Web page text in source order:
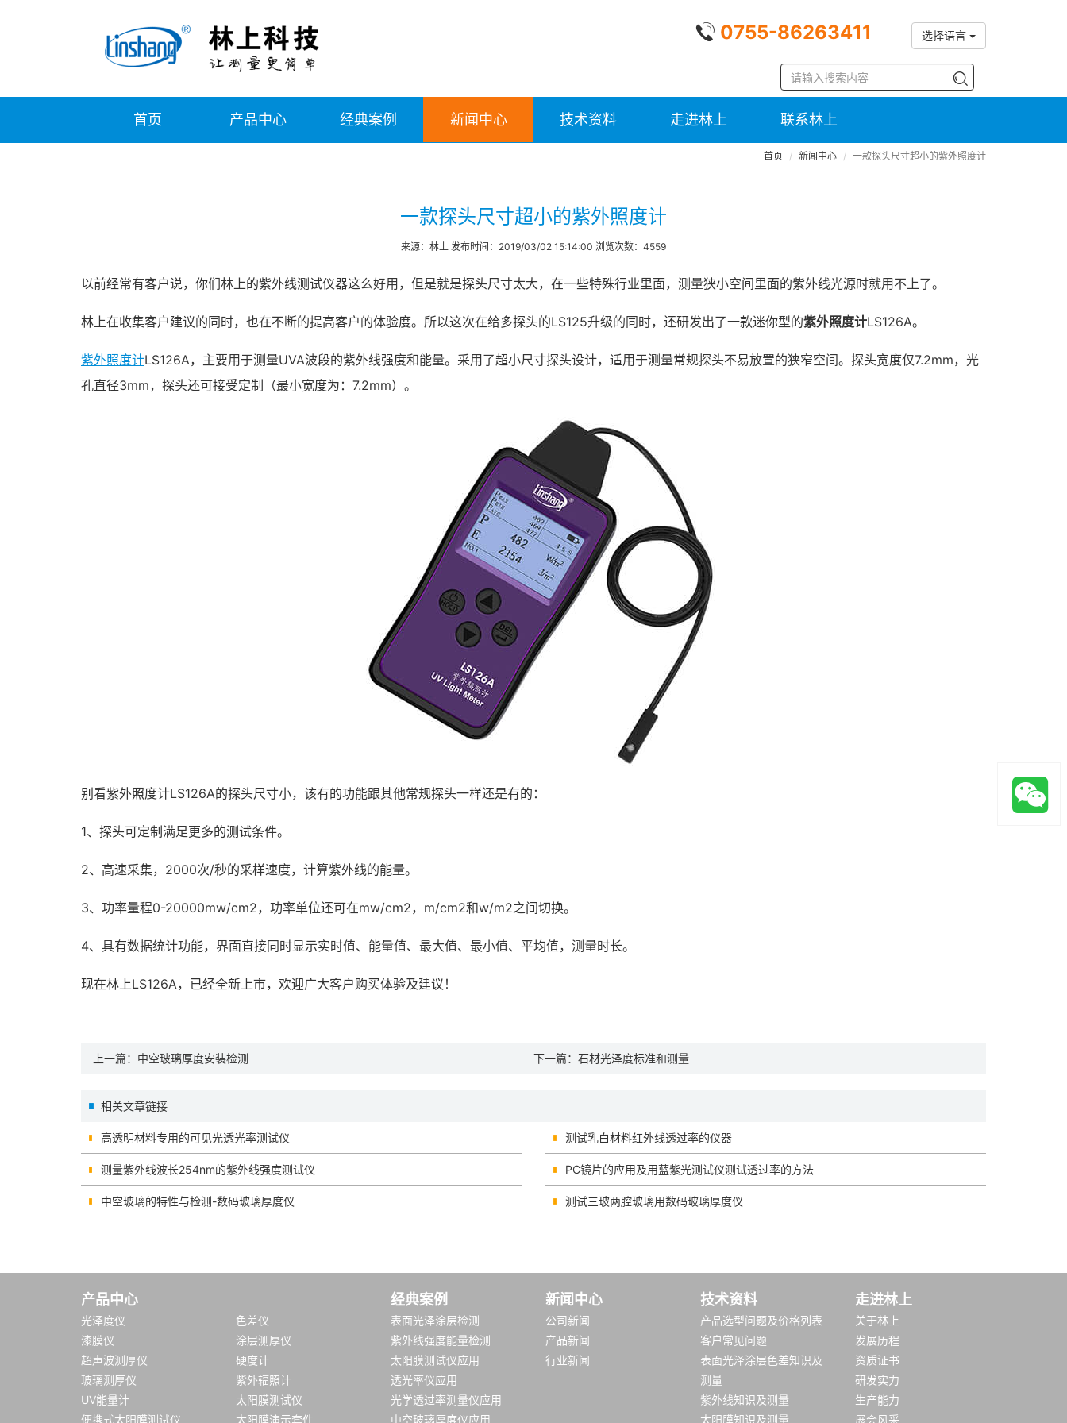
0755-86263411 选择语言
首页 产品中心 经典案例 新闻中心 技术资料 走进林上 联系林上
首页 新闻中心 一款探头尺寸超小的紫外照度计
一款探头尺寸超小的紫外照度计
来源：林上 发布时间：2019/03/02 15:14:00 浏览次数：4559
以前经常有客户说，你们林上的紫外线测试仪器这么好用，但是就是探头尺寸太大，在一些特殊行业里面，测量狭小空间里面的紫外线光源时就用不上了。
林上在收集客户建议的同时，也在不断的提高客户的体验度。所以这次在给多探头的LS125升级的同时，还研发出了一款迷你型的紫外照度计LS126A。
紫外照度计LS126A，主要用于测量UVA波段的紫外线强度和能量。采用了超小尺寸探头设计，适用于测量常规探头不易放置的狭窄空间。探头宽度仅7.2mm，光
孔直径3mm，探头还可接受定制（最小宽度为：7.2mm）。
别看紫外照度计LS126A的探头尺寸小，该有的功能跟其他常规探头一样还是有的：
1、探头可定制满足更多的测试条件。
2、高速采集，2000次/秒的采样速度，计算紫外线的能量。
3、功率量程0-20000mw/cm2，功率单位还可在mw/cm2，m/cm2和w/m2之间切换。
4、具有数据统计功能，界面直接同时显示实时值、能量值、最大值、最小值、平均值，测量时长。
现在林上LS126A，已经全新上市，欢迎广大客户购买体验及建议！
上一篇： 中空玻璃厚度安装检测 下一篇： 石材光泽度标准和测量
相关文章链接
高透明材料专用的可见光透光率测试仪 测试乳白材料红外线透过率的仪器
测量紫外线波长254nm的紫外线强度测试仪 PC镜片的应用及用蓝紫光测试仪测试透过率的方法
中空玻璃的特性与检测-数码玻璃厚度仪 测试三玻两腔玻璃用数码玻璃厚度仪
产品中心
光泽度仪
色差仪
漆膜仪
涂层测厚仪
超声波测厚仪
硬度计
玻璃测厚仪
紫外辐照计
UV能量计
太阳膜测试仪
便携式太阳膜测试仪
太阳膜演示套件
经典案例
表面光泽涂层检测
紫外线强度能量检测
太阳膜测试仪应用
透光率仪应用
光学透过率测量仪应用
中空玻璃厚度仪应用
新闻中心
公司新闻
产品新闻
行业新闻
技术资料
产品选型问题及价格列表
客户常见问题
表面光泽涂层色差知识及
测量
紫外线知识及测量
太阳膜知识及测量
走进林上
关于林上
发展历程
资质证书
研发实力
生产能力
展会风采